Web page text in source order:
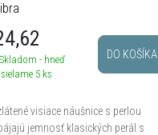
Skladom - hneď
5 ks
DO KOŠÍKA
visiace náušnice s perlou
jemnosť klasických perál s